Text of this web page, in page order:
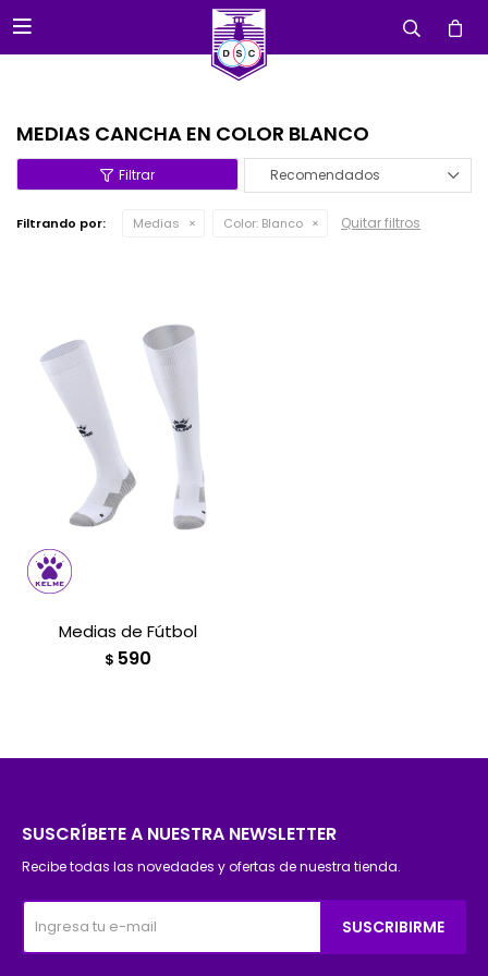

MEDIAS CANCHA EN COLOR BLANCO
Recomendados
Filtrando por: Medias Color: Blanco Quitar filtros
Medias de Fútbol
$ 590
SUSCRÍBETE A NUESTRA NEWSLETTER
Recibe todas las novedades y ofertas de nuestra tienda.
SUSCRIBIRME